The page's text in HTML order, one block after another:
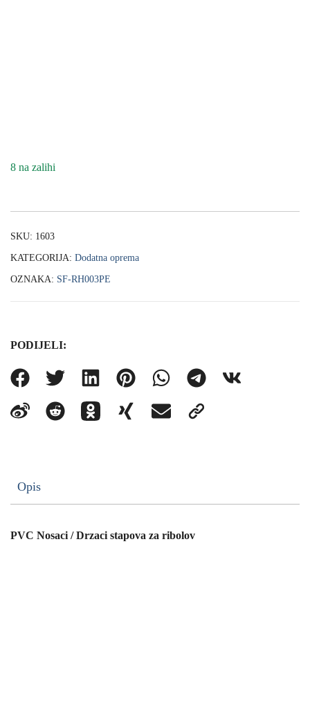
8 na zalihi
SKU: 1603
KATEGORIJA: Dodatna oprema
OZNAKA: SF-RH003PE
PODIJELI:
Opis
PVC Nosaci / Drzaci stapova za ribolov